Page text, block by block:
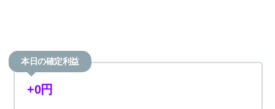
本日の確定利益
+0円